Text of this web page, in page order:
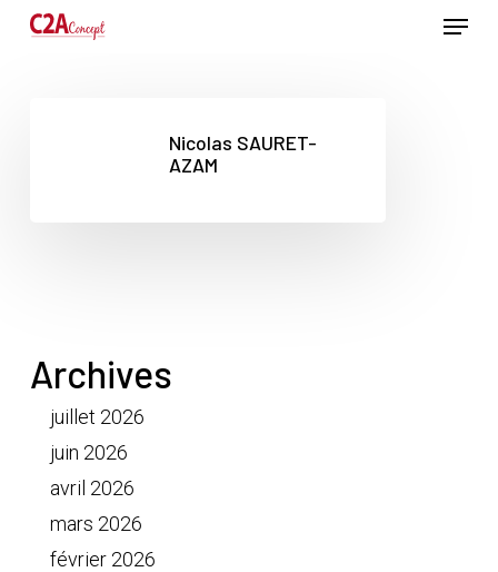
Passer
Menu
Nicolas SAURET-
AZAM
Archives
juillet 2026
juin 2026
avril 2026
mars 2026
février 2026